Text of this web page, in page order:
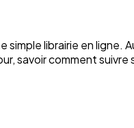
librairie en ligne.
savoir comment